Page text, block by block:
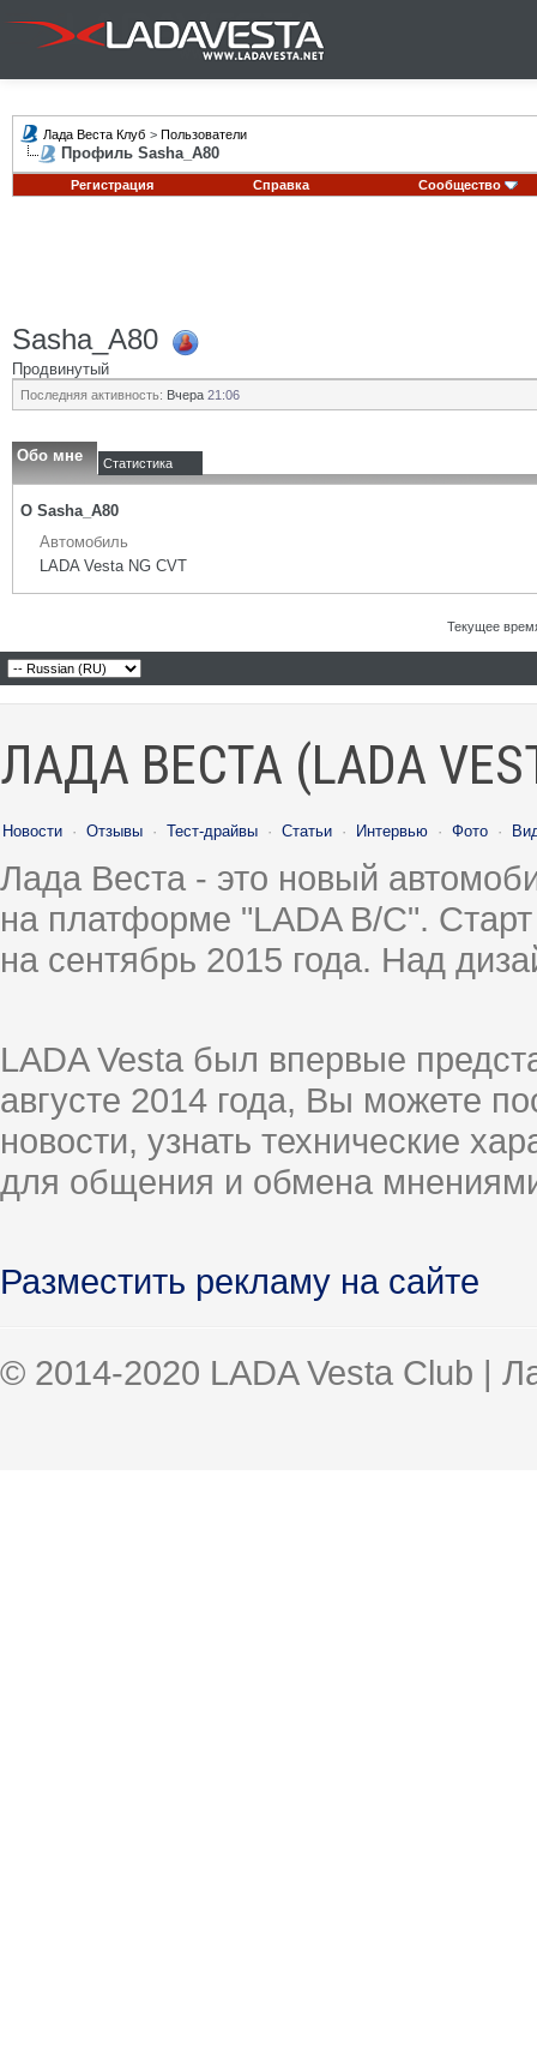
Лада Веста Клуб > Пользователи
Профиль Sasha_A80
Регистрация Справка Сообщество
Sasha_A80
Продвинутый
Последняя активность: Вчера 21:06
Обо мне Статистика
О Sasha_A80
Автомобиль
LADA Vesta NG CVT
Текущее
ЛАДА ВЕСТА (LADA
Новости · Отзывы · Тест-драйвы · Статьи · Интервью · Фото ·
Лада Веста - это новый
на платформе "LADA B/C".
на сентябрь 2015 года. Над
LADA Vesta был впервые
августе 2014 года, Вы можете
новости, узнать технические
для общения и обмена
Разместить рекламу на сайте
© 2014-2020 LADA Vesta Club |